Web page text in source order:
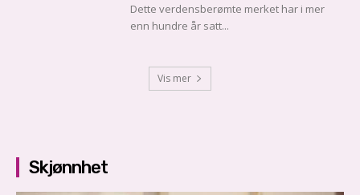
Dette verdensberømte merket har i mer
enn hundre år satt...
Vis mer
Skjønnhet